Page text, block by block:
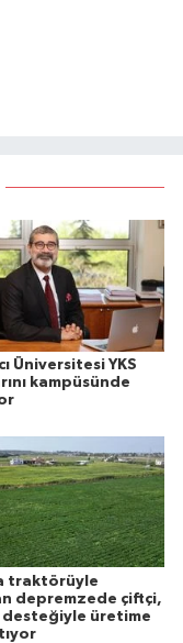
Üniversitesi YKS
kampüsünde
traktörüyle
depremzede çiftçi,
üretime